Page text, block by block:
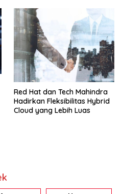
Red Hat dan Tech Mahindra
Hadirkan Fleksibilitas Hybrid
Cloud yang Lebih Luas